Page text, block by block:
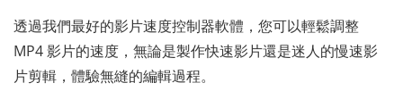
透過我們最好的影片速度控制器軟體，您可以輕鬆調整
MP4 影片的速度，無論是製作快速影片還是迷人的慢速影
片剪輯，體驗無縫的編輯過程。